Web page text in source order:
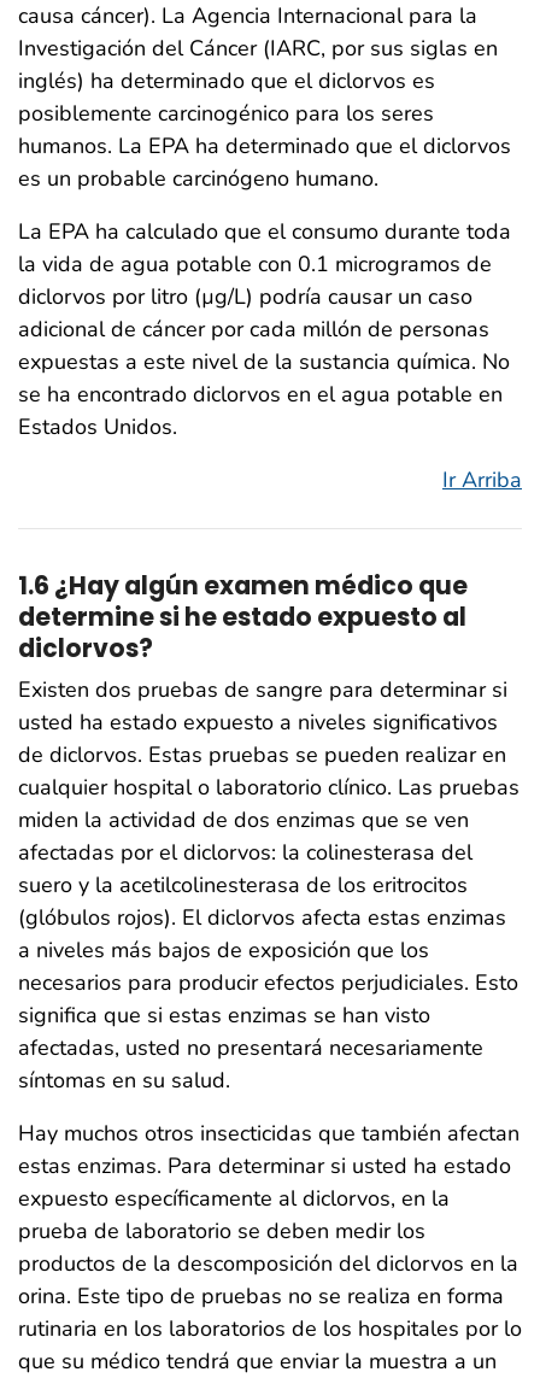
causa cáncer). La Agencia Internacional para la
Investigación del Cáncer (IARC, por sus siglas en
inglés) ha determinado que el diclorvos es
posiblemente carcinogénico para los seres
humanos. La EPA ha determinado que el diclorvos
es un probable carcinógeno humano.
La EPA ha calculado que el consumo durante toda
la vida de agua potable con 0.1 microgramos de
diclorvos por litro (µg/L) podría causar un caso
adicional de cáncer por cada millón de personas
expuestas a este nivel de la sustancia química. No
se ha encontrado diclorvos en el agua potable en
Estados Unidos.
Ir Arriba
1.6 ¿Hay algún examen médico que
determine si he estado expuesto al
diclorvos?
Existen dos pruebas de sangre para determinar si
usted ha estado expuesto a niveles significativos
de diclorvos. Estas pruebas se pueden realizar en
cualquier hospital o laboratorio clínico. Las pruebas
miden la actividad de dos enzimas que se ven
afectadas por el diclorvos: la colinesterasa del
suero y la acetilcolinesterasa de los eritrocitos
(glóbulos rojos). El diclorvos afecta estas enzimas
a niveles más bajos de exposición que los
necesarios para producir efectos perjudiciales. Esto
significa que si estas enzimas se han visto
afectadas, usted no presentará necesariamente
síntomas en su salud.
Hay muchos otros insecticidas que también afectan
estas enzimas. Para determinar si usted ha estado
expuesto específicamente al diclorvos, en la
prueba de laboratorio se deben medir los
productos de la descomposición del diclorvos en la
orina. Este tipo de pruebas no se realiza en forma
rutinaria en los laboratorios de los hospitales por lo
que su médico tendrá que enviar la muestra a un